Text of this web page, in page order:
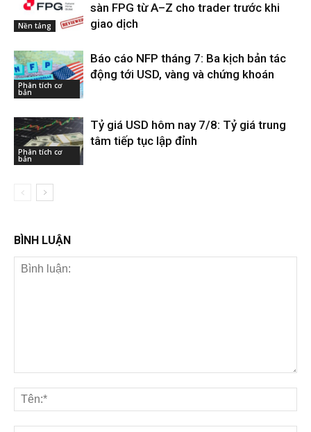
Nền tảng
sàn FPG từ A–Z cho trader trước khi
giao dịch
Phân tích cơ
bản
Báo cáo NFP tháng 7: Ba kịch bản tác
động tới USD, vàng và chứng khoán
Phân tích cơ
bản
Tỷ giá USD hôm nay 7/8: Tỷ giá trung
tâm tiếp tục lập đỉnh
BÌNH LUẬN